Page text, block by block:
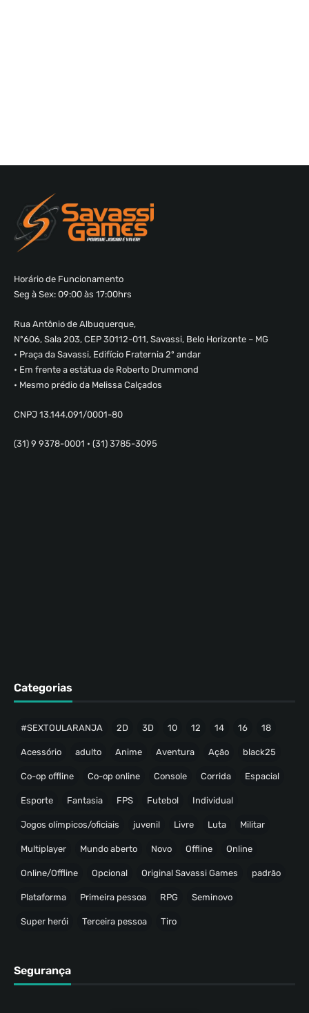
Horário de Funcionamento
Seg à Sex: 09:00 às 17:00hrs
Rua Antônio de Albuquerque,
Nº606, Sala 203, CEP 30112-011, Savassi, Belo Horizonte – MG
• Praça da Savassi, Edifício Fraternia 2º andar
• Em frente a estátua de Roberto Drummond
• Mesmo prédio da Melissa Calçados
CNPJ 13.144.091/0001-80
(31) 9 9378-0001 • (31) 3785-3095
Categorias
#SEXTOULARANJA 2D 3D 10 12 14 16 18
Acessório adulto Anime Aventura Ação black25
Co-op offline Co-op online Console Corrida Espacial
Esporte Fantasia FPS Futebol Individual
Jogos olímpicos/oficiais juvenil Livre Luta Militar
Multiplayer Mundo aberto Novo Offline Online
Online/Offline Opcional Original Savassi Games padrão
Plataforma Primeira pessoa RPG Seminovo
Super herói Terceira pessoa Tiro
Segurança